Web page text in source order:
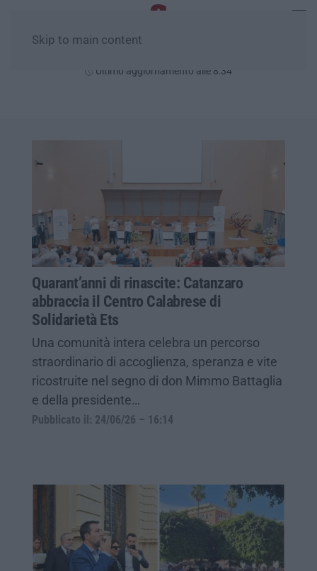
Skip to main content
Ultimo aggiornamento alle 8:34
Quarant’anni di rinascite: Catanzaro
abbraccia il Centro Calabrese di
Solidarietà Ets
Una comunità intera celebra un percorso
straordinario di accoglienza, speranza e vite
ricostruite nel segno di don Mimmo Battaglia
e della presidente…
Pubblicato il: 24/06/26 – 16:14